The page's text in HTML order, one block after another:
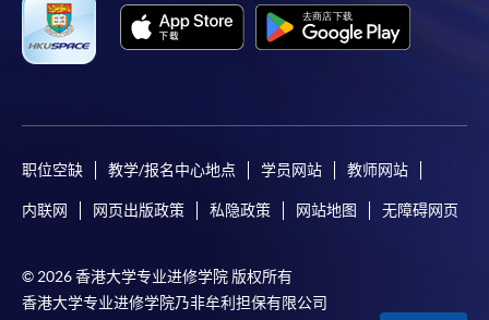
职位空缺 教学/报名中心地点 学员网站 教师网站
内联网 网页出版政策 私隐政策 网站地图 无障碍网页
© 2026 香港大学专业进修学院 版权所有
香港大学专业进修学院乃非牟利担保有限公司